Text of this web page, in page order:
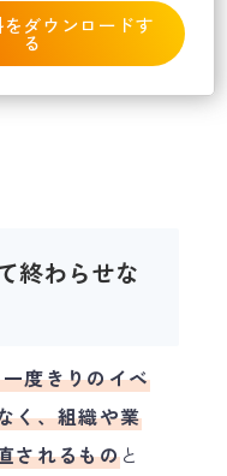
ダウンロードす
る
終わらせな
度きりのイベ
く、組織や業
されるものと